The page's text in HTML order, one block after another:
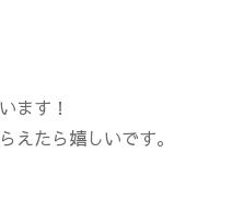
ます！
えたら嬉しいです。